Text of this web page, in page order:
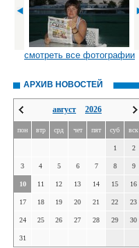
смотреть все фотографии
АРХИВ НОВОСТЕЙ
август 2026
пон втр срд чет пят суб вск
1 2
3 4 5 6 7 8 9
10 11 12 13 14 15 16
17 18 19 20 21 22 23
24 25 26 27 28 29 30
31